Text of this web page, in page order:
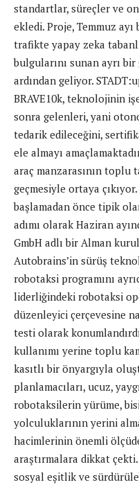
standartlar, süreçler ve
ekledi. Proje, Temmuz
trafikte yapay zeka
bulgularını sunan ayrı
ardından geliyor.
BRAVE10k, teknolojinin
sonra gelenleri, yani
tedarik edileceğini,
ele almayı
araç manzarasının toplu
geçmesiyle ortaya
başlamadan önce tipik
adımı olarak Haziran
GmbH adlı bir Alman
Autobrains’in sürüş
robotaksi programını
liderliğindeki robotaksi
düzenleyici çerçevesine
testi olarak
kullanımı yerine toplu
kasıtlı bir önyargıyla
planlamacıları, ucuz,
robotaksilerin yürüme,
yolculuklarının yerini
hacimlerinin önemli
araştırmalara dikkat
sosyal eşitlik ve